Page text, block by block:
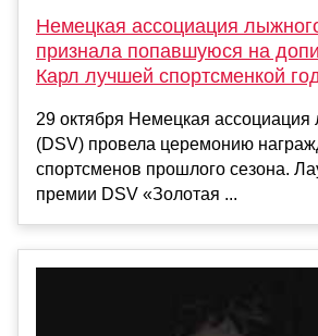
Немецкая ассоциация
признала попавшуюся на
Карл лучшей спортсменкой
29 октября Немецкая ассоциация
(DSV) провела церемонию
спортсменов прошлого сезона.
премии DSV «Золотая ...